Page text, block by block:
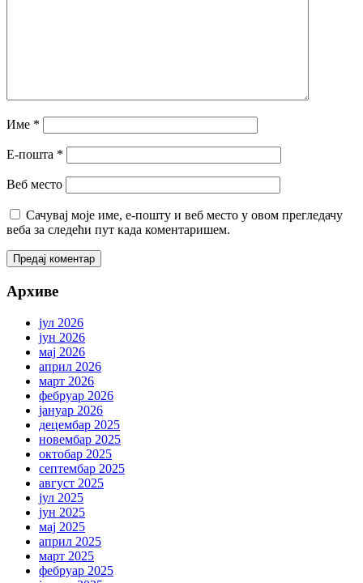
Име *
Е-пошта *
Веб место
Сачувај моје име, е-пошту и веб место у овом прегледачу
веба за следећи пут када коментаришем.
Архиве
јул 2026
јун 2026
мај 2026
април 2026
март 2026
фебруар 2026
јануар 2026
децембар 2025
новембар 2025
октобар 2025
септембар 2025
август 2025
јул 2025
јун 2025
мај 2025
април 2025
март 2025
фебруар 2025